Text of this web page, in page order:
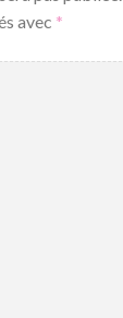
avec *